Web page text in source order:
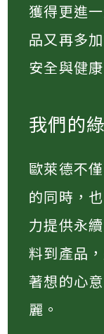
獲得更進
品又再多
安全與健康
我們的
歐萊德不
的同時，
力提供永
料到產品
著想的心
麗。